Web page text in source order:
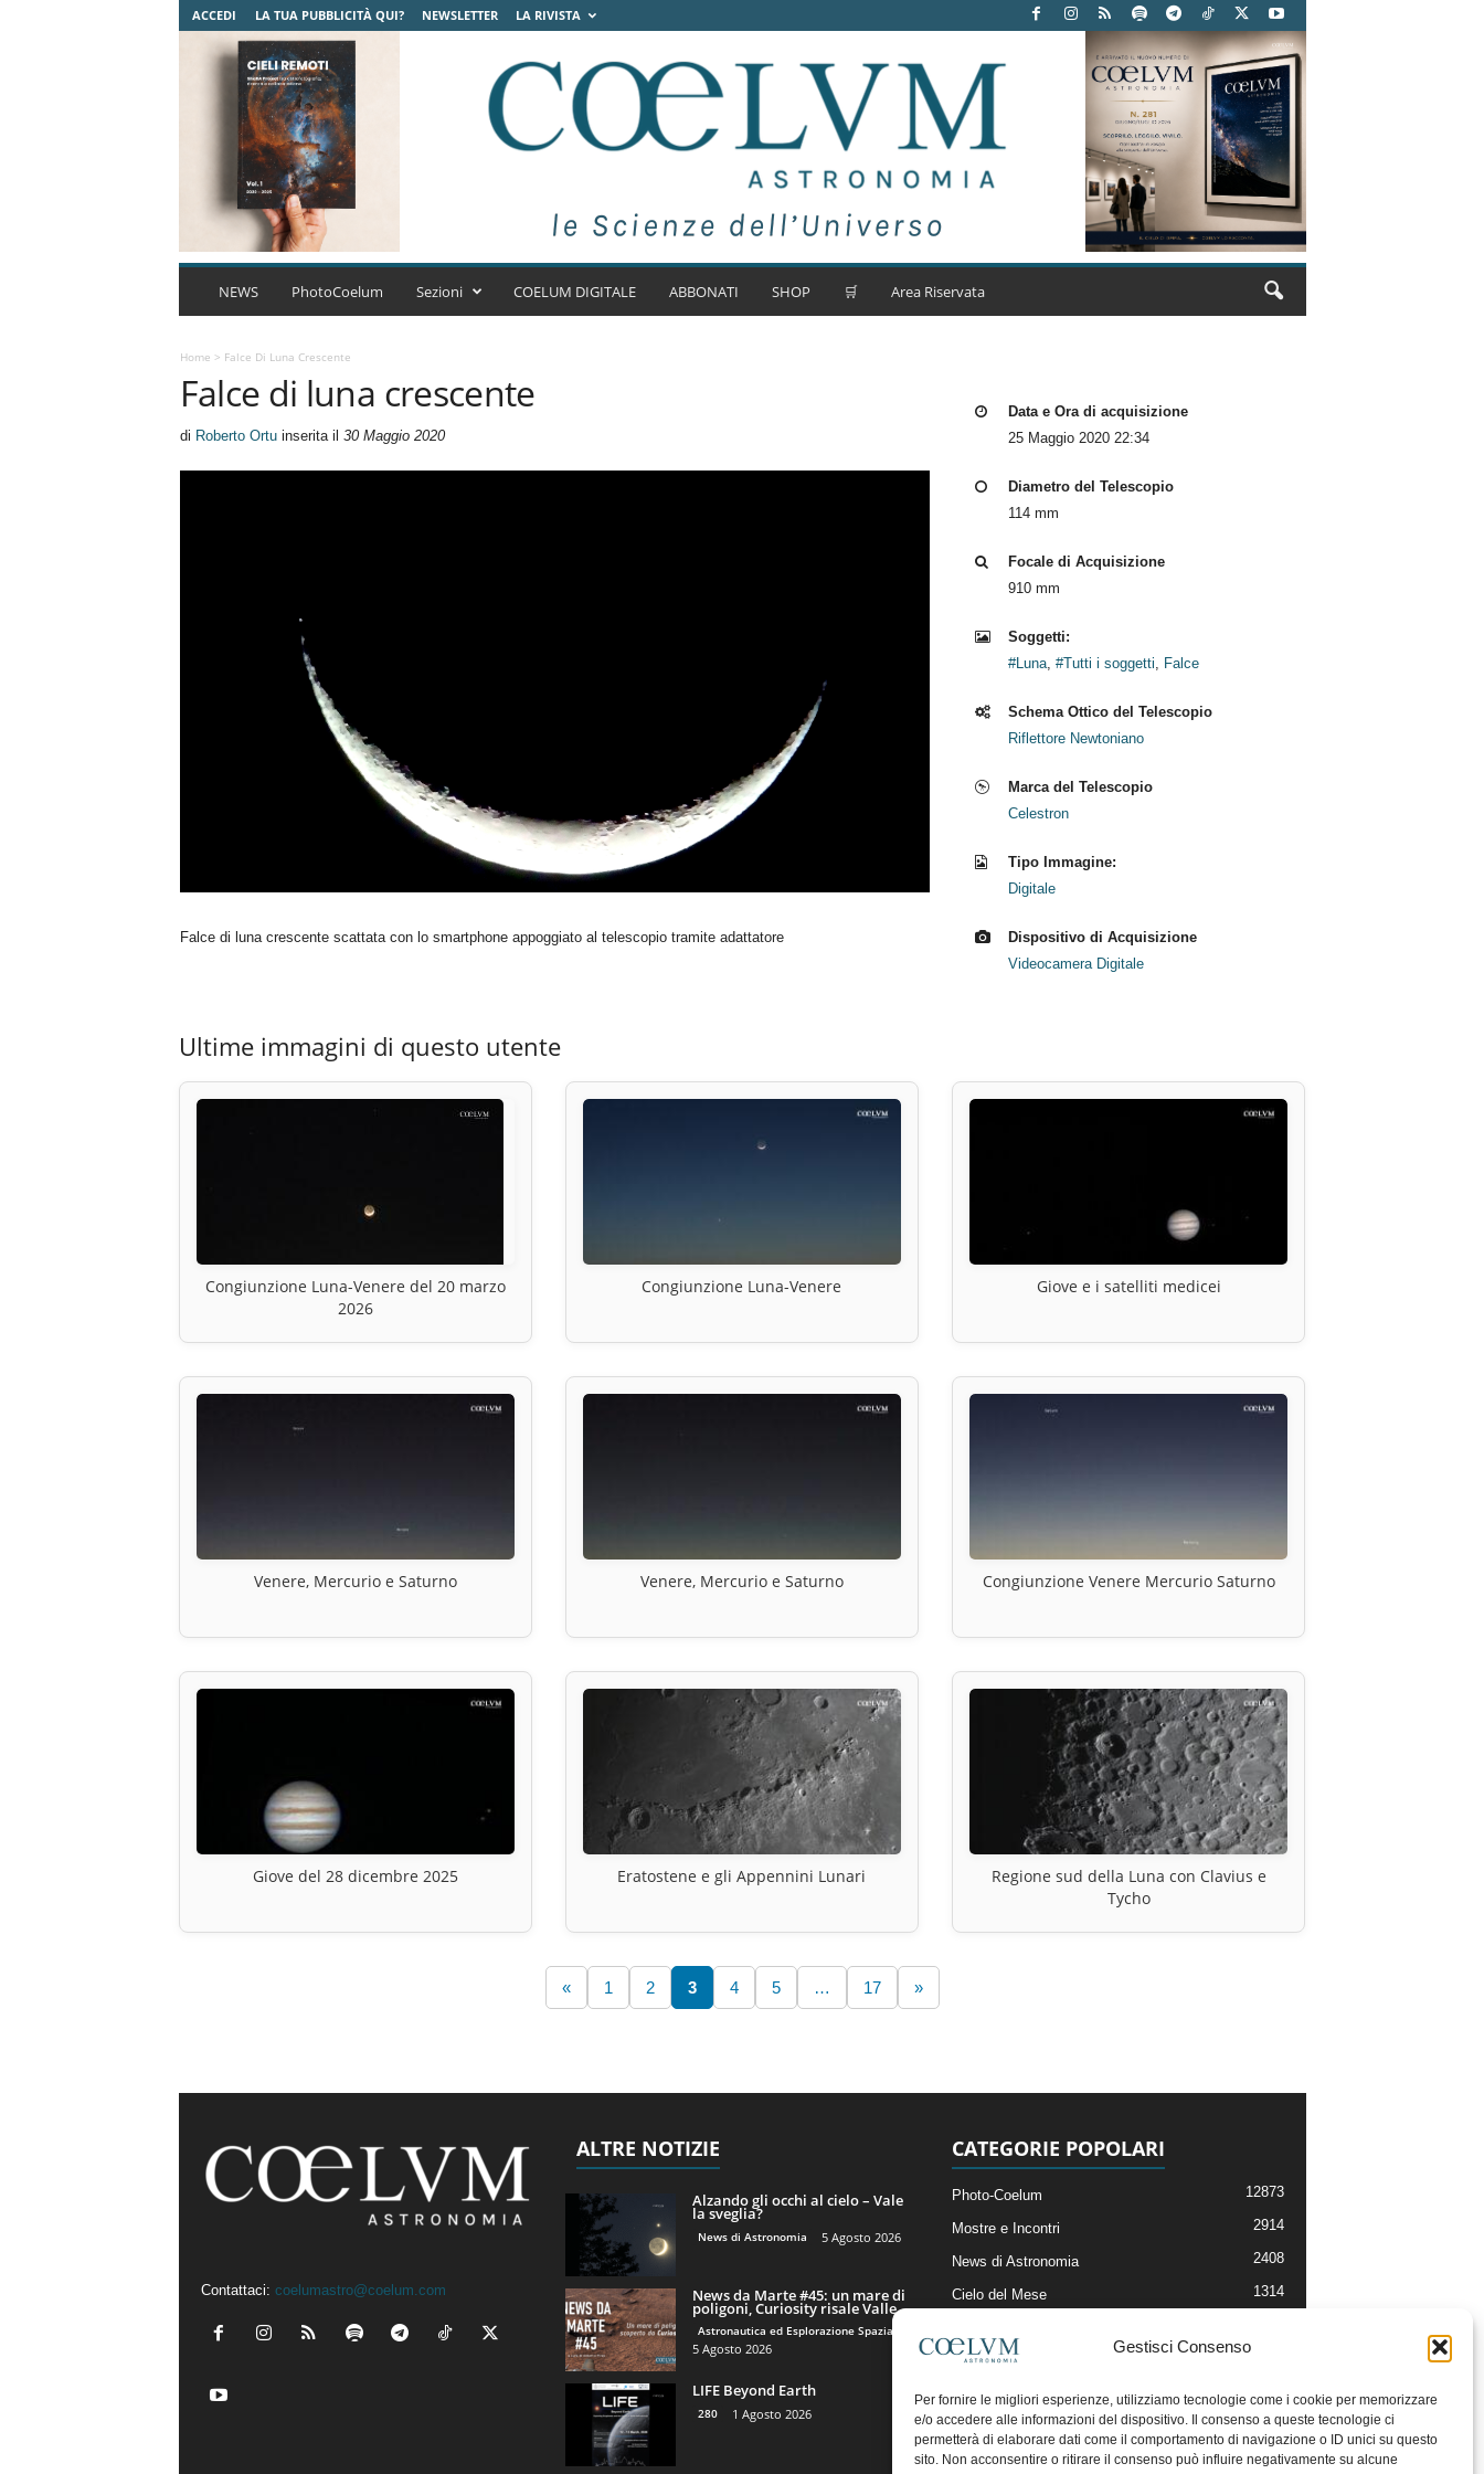
Gestisci Consenso
Per fornire le migliori esperienze, utilizziamo tecnologie come i cookie per memorizzare
e/o accedere alle informazioni del dispositivo. Il consenso a queste tecnologie ci
permetterà di elaborare dati come il comportamento di navigazione o ID unici su questo
sito. Non acconsentire o ritirare il consenso può influire negativamente su alcune
ACCEDI LA TUA PUBBLICITÀ QUI? NEWSLETTER LA RIVISTA
C
A
r
NEWS PhotoCoelum Sezioni COELUM DIGITALE ABBONATI SHOP 🛒 Area Riservata
Home > Falce Di Luna Crescente
Falce di luna crescente
di Roberto Ortuinserita il 30 Maggio 2020
Falce di luna crescente scattata con lo smartphone appoggiato al telescopio tramite adattatore
Data e Ora di acquisizione
25 Maggio 2020 22:34
Diametro del Telescopio
114 mm
Focale di Acquisizione
910 mm
Soggetti:
#Luna, #Tutti i soggetti, Falce
Schema Ottico del Telescopio
Riflettore Newtoniano
Marca del Telescopio
Celestron
Tipo Immagine:
Digitale
Dispositivo di Acquisizione
Videocamera Digitale
Ultime immagini di questo utente
Congiunzione Luna-Venere del 20 marzo
2026
Congiunzione Luna-Venere Giove e i satelliti medicei
Venere, Mercurio e Saturno Venere, Mercurio e Saturno Congiunzione Venere Mercurio Saturno
Giove del 28 dicembre 2025 Eratostene e gli Appennini Lunari
Regione sud della Luna con Clavius e
Tycho
« 1 2 3 4 5 … 17 »
Contattaci: coelumastro@coelum.com
ALTRE NOTIZIE
Alzando gli occhi al cielo – Vale
la sveglia?
News di Astronomia 5 Agosto 2026
News da Marte #45: un mare di
poligoni, Curiosity risale Valle...
Astronautica ed Esplorazione Spaziale
5 Agosto 2026
LIFE Beyond Earth
280 1 Agosto 2026
CATEGORIE POPOLARI
Photo-Coelum 12873
Mostre e Incontri 2914
News di Astronomia 2408
Cielo del Mese 1314
Articoli e Risorse On-Line
Il Blog della Redazione